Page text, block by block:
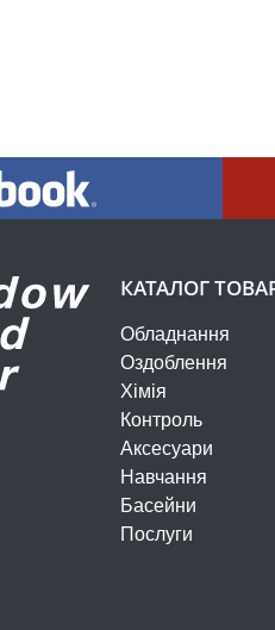
КАТАЛОГ
Обладнання
Оздоблення
Хімія
Контроль
Аксесуари
Навчання
Басейни
Послуги